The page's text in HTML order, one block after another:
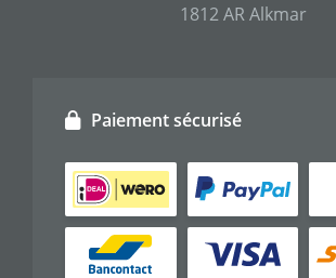
1812 AR Alkmar
Paiement sécurisé